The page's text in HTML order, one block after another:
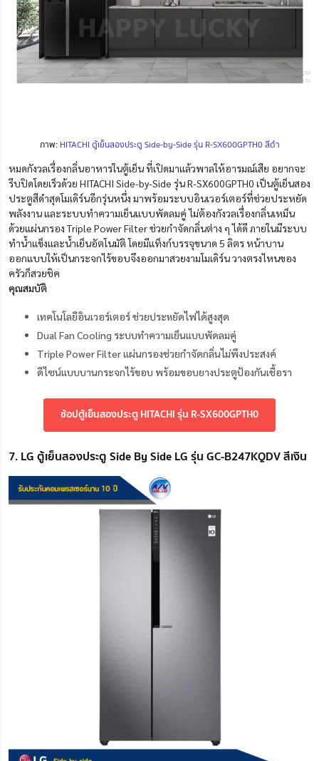
ภาพ: HITACHI ตู้เย็นสองประตู Side-by-Side รุ่น R-SX600GPTH0 สีดำ
หมดกังวลเรื่องกลิ่นอาหารในตู้เย็น ที่เปิดมาแล้วพาลให้อารมณ์เสีย อยากจะ
รีบปิดโดยเร็วด้วย HITACHI Side-by-Side รุ่น R-SX600GPTH0 เป็นตู้เย็นสอง
ประตูสีดำสุดโมเดิร์นอีกรุ่นหนึ่ง มาพร้อมระบบอินเวอร์เตอร์ที่ช่วยประหยัด
พลังงาน และระบบทำความเย็นแบบพัดลมคู่ ไม่ต้องกังวลเรื่องกลิ่นเหม็น
ด้วยแผ่นกรอง Triple Power Filter ช่วยกำจัดกลิ่นต่าง ๆ ได้ดี ภายในมีระบบ
ทำน้ำแข็งและน้ำเย็นอัตโนมัติ โดยมีแท็งก์บรรจุขนาด 5 ลิตร หน้าบาน
ออกแบบให้เป็นกระจกไร้ขอบจึงออกมาสวยงามโมเดิร์น วางตรงไหนของ
ครัวก็สวยชิค
คุณสมบัติ
เทคโนโลยีอินเวอร์เตอร์ ช่วยประหยัดไฟได้สูงสุด
Dual Fan Cooling ระบบทำความเย็นแบบพัดลมคู่
Triple Power Filter แผ่นกรองช่วยกำจัดกลิ่นไม่พึงประสงค์
ดีไซน์แบบบานกระจกไร้ขอบ พร้อมขอบยางประตูป้องกันเชื้อรา
ช้อปตู้เย็นสองประตู HITACHI รุ่น R-SX600GPTH0
7. LG ตู้เย็นสองประตู Side By Side LG รุ่น GC-B247KQDV สีเงิน